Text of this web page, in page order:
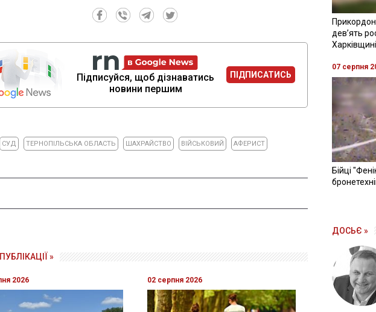
Підписуйся, щоб дізнаватись
новини першим
ПІДПИСАТИСЬ
СУД ТЕРНОПІЛЬСЬКА ОБЛАСТЬ ШАХРАЙСТВО ВІЙСЬКОВИЙ АФЕРИСТ
»
2026 02 серпня 2026
девʼять
Харківщині
07 серпня
Бійці
ДОСЬЄ »